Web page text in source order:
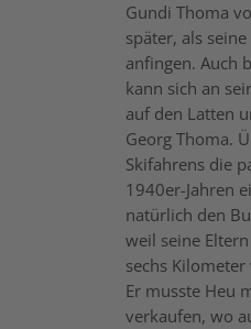
Gundi Thoma
später, als
anfingen. Auch
kann sich an
auf den Latten
Georg Thoma.
Skifahrens die
1940er-Jahren
natürlich den
weil seine
sechs
Er musste Heu
verkaufen, wo